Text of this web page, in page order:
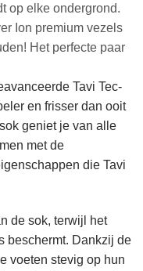
op elke ondergrond.
Ion premium vezels
Het perfecte paar
Tavi Tec-
en frisser dan ooit
geniet je van alle
met de
die Tavi
de sok, terwijl het
beschermt. Dankzij de
voeten stevig op hun